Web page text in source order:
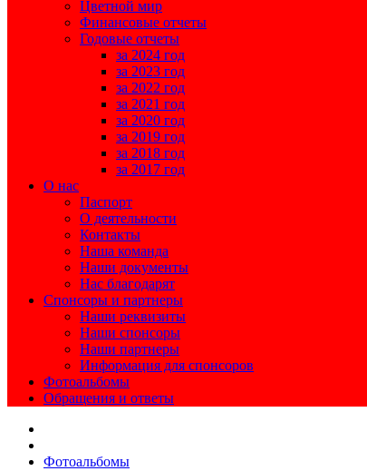
Цветной мир
Финансовые отчеты
Годовые отчеты
за 2024 год
за 2023 год
за 2022 год
за 2021 год
за 2020 год
за 2019 год
за 2018 год
за 2017 год
О нас
Паспорт
О деятельности
Контакты
Наша команда
Наши документы
Нас благодарят
Спонсоры и партнеры
Наши реквизиты
Наши спонсоры
Наши партнеры
Информация для спонсоров
Фотоальбомы
Обращения и ответы
Фотоальбомы